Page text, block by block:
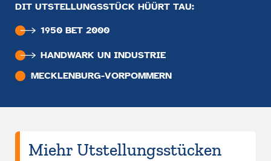
DIT UTSTELLUNGSSTÜCK HÜÜRT TAU:
1950 BET 2000
HANDWARK UN INDUSTRIE
MECKLENBURG-VORPOMMERN
Miehr Utstellungsstücken